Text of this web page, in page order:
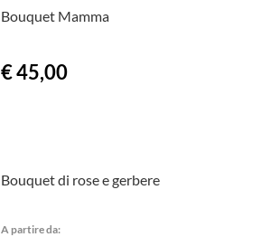
Bouquet Mamma
€ 45,00
Bouquet di rose e gerbere
A partire da: